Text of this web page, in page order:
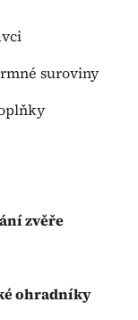
suroviny
zvěře
ohradníky